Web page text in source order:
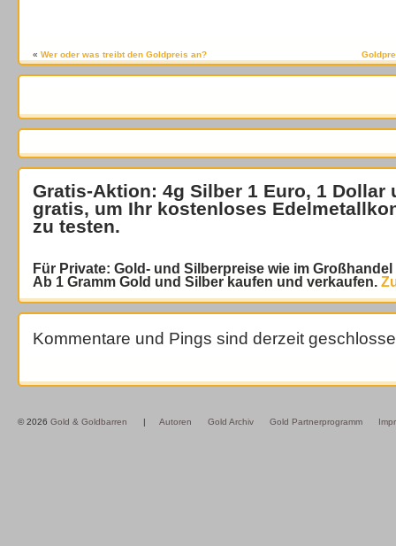
« Wer oder was treibt den Goldpreis an?
Gratis-Aktion: 4g Silber 1 Euro, 1 Dollar
gratis, um Ihr kostenloses
zu testen.
Für Private: Gold- und Silberpreise wie im
Ab 1 Gramm Gold und Silber kaufen und verkaufen.
Kommentare und Pings sind derzeit
© 2026 Gold & Goldbarren | Autoren Gold Archiv Gold Partnerprogramm